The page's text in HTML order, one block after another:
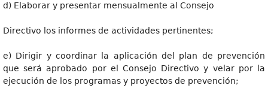
d) Elaborar y presentar mensualmente al Consejo
Directivo los informes de actividades pertinentes;
e) Dirigir y coordinar la aplicación del plan de prevención
que será aprobado por el Consejo Directivo y velar por la
ejecución de los programas y proyectos de prevención;